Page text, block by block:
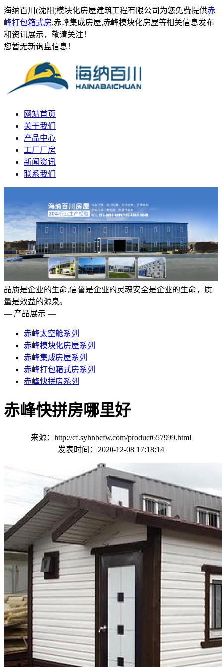
海纳百川(沈阳)模块化房屋建筑工程有限公司为您免费提供赤
峰打包箱式房,赤峰集成房屋,赤峰模块化房屋等相关信息发布
和资讯展示，敬请关注！
您暂无新询盘信息！
网站首页
关于我们
产品中心
工厂厂房
新闻资讯
联系我们
品质是企业的生命,信誉是企业的灵魂安全是企业的生命，质
量是效益的源泉。
— 产品展示 —
赤峰太空舱系列
赤峰模块化房屋系列
赤峰集成房屋系列
赤峰打包箱式房系列
赤峰快拼房系列
赤峰快拼房哪里好
来源：http://cf.syhnbcfw.com/product657999.html
发表时间：2020-12-08 17:18:14